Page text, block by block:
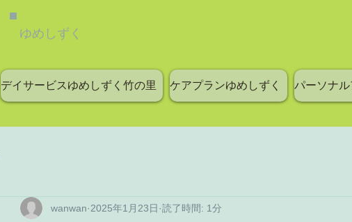
ゆめしずく
デイサービスゆめしずく竹の里 ケアプランゆめしずく パーソナ
wanwan 2025年1月23日 読了時間: 1分